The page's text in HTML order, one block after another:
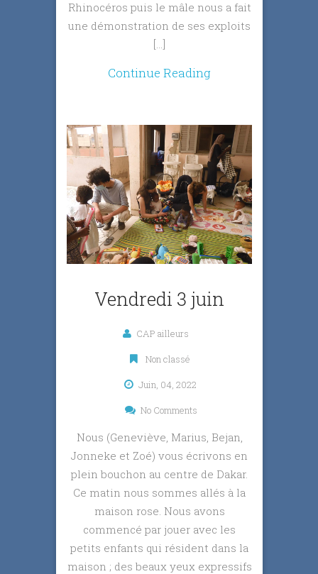
Rhinocéros puis le mâle nous a fait
une démonstration de ses exploits
[…]
Continue Reading
Vendredi 3 juin
CAP ailleurs
Non classé
Juin, 04, 2022
No Comments
Nous (Geneviève, Marius, Bejan,
Jonneke et Zoé) vous écrivons en
plein bouchon au centre de Dakar.
Ce matin nous sommes allés à la
maison rose. Nous avons
commencé par jouer avec les
petits enfants qui résident dans la
maison ; des beaux yeux expressifs